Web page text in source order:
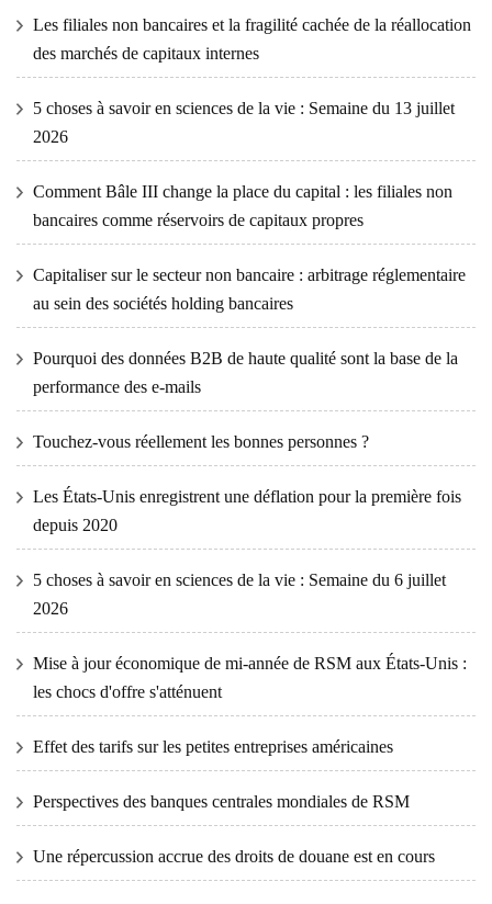
Les filiales non bancaires et la fragilité cachée de la réallocation
des marchés de capitaux internes
5 choses à savoir en sciences de la vie : Semaine du 13 juillet
2026
Comment Bâle III change la place du capital : les filiales non
bancaires comme réservoirs de capitaux propres
Capitaliser sur le secteur non bancaire : arbitrage réglementaire
au sein des sociétés holding bancaires
Pourquoi des données B2B de haute qualité sont la base de la
performance des e-mails
Touchez-vous réellement les bonnes personnes ?
Les États-Unis enregistrent une déflation pour la première fois
depuis 2020
5 choses à savoir en sciences de la vie : Semaine du 6 juillet
2026
Mise à jour économique de mi-année de RSM aux États-Unis :
les chocs d'offre s'atténuent
Effet des tarifs sur les petites entreprises américaines
Perspectives des banques centrales mondiales de RSM
Une répercussion accrue des droits de douane est en cours